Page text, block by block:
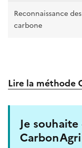
Reconnaissance
carbone
Lire la méthode
Je
CarbonAgri